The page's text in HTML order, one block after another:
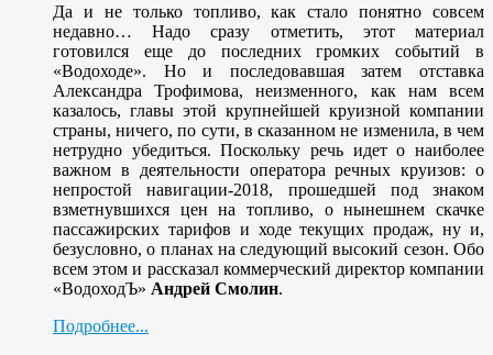
Да и не только топливо, как стало понятно совсем
недавно… Надо сразу отметить, этот материал
готовился еще до последних громких событий в
«Водоходе». Но и последовавшая затем отставка
Александра Трофимова, неизменного, как нам всем
казалось, главы этой крупнейшей круизной компании
страны, ничего, по сути, в сказанном не изменила, в чем
нетрудно убедиться. Поскольку речь идет о наиболее
важном в деятельности оператора речных круизов: о
непростой навигации-2018, прошедшей под знаком
взметнувшихся цен на топливо, о нынешнем скачке
пассажирских тарифов и ходе текущих продаж, ну и,
безусловно, о планах на следующий высокий сезон. Обо
всем этом и рассказал коммерческий директор компании
«ВодоходЪ» Андрей Смолин.
Подробнее...